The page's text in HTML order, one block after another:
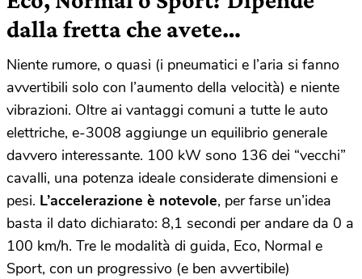
dalla fretta che avete…
Niente rumore, o quasi (i pneumatici e l’aria si fanno
avvertibili solo con l’aumento della velocità) e niente
vibrazioni. Oltre ai vantaggi comuni a tutte le auto
elettriche, e-3008 aggiunge un equilibrio generale
davvero interessante. 100 kW sono 136 dei “vecchi”
cavalli, una potenza ideale considerate dimensioni e
pesi. L’accelerazione è notevole, per farse un’idea
basta il dato dichiarato: 8,1 secondi per andare da 0 a
100 km/h. Tre le modalità di guida, Eco, Normal e
Sport, con un progressivo (e ben avvertibile)